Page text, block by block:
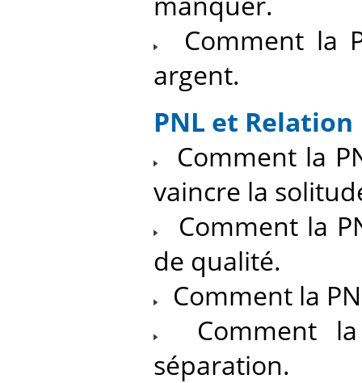
Comment la
argent.
PNL et Relation
Comment la
vaincre la
Comment la
de qualité.
Comment la
Comment la
séparation.